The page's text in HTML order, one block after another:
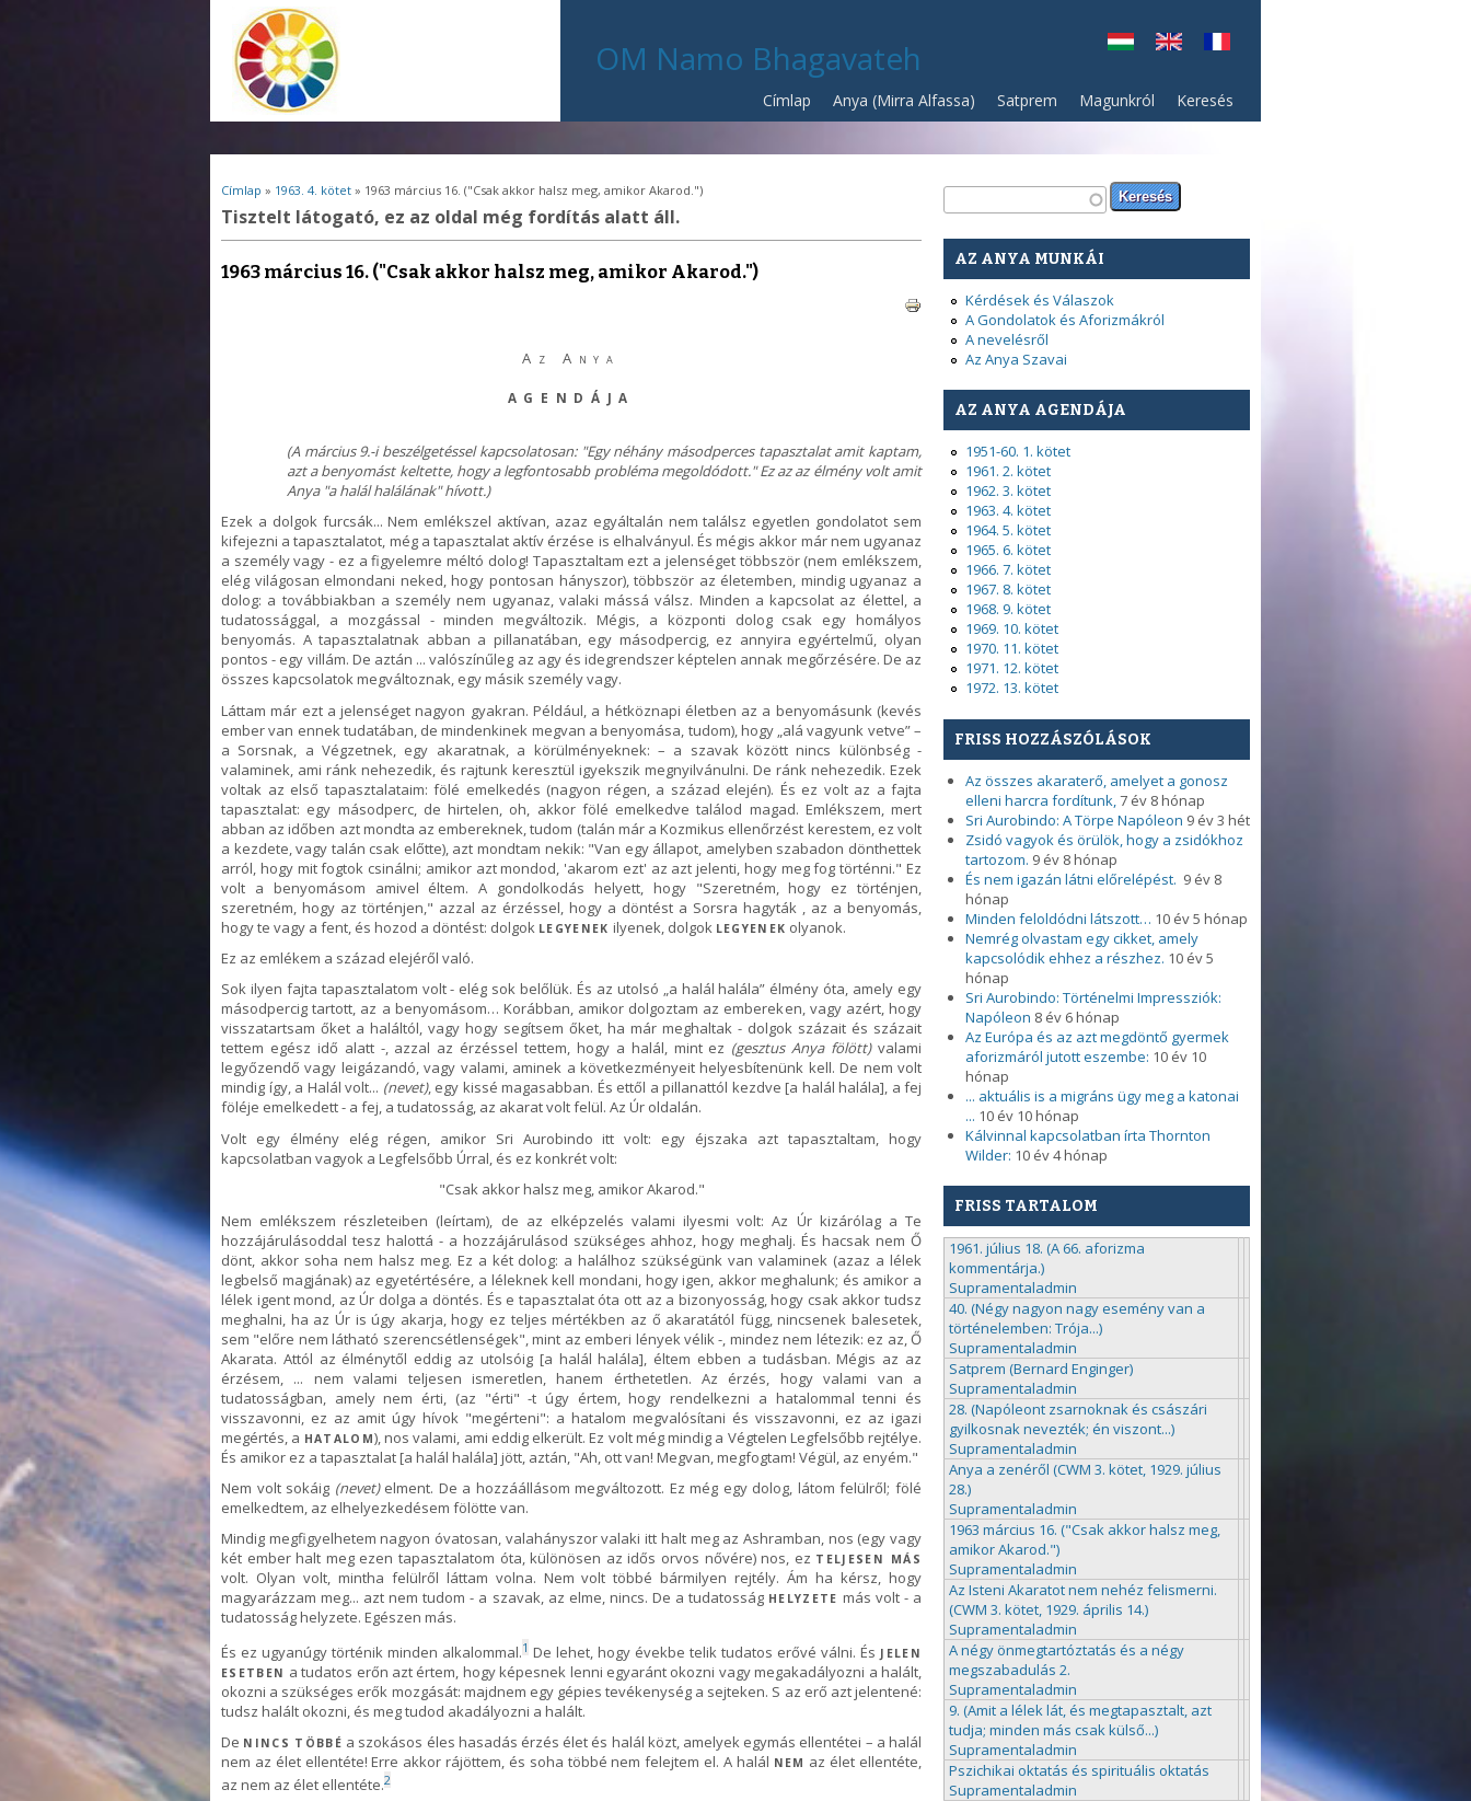
OM Namo Bhagavateh
Címlap Anya (Mirra Alfassa) Satprem Magunkról Keresés
Jelenlegi hely
Címlap » 1963. 4. kötet » 1963 március 16. ("Csak akkor halsz meg, amikor Akarod.")
Tisztelt látogató, ez az oldal még fordítás alatt áll.
1963 március 16. ("Csak akkor halsz meg, amikor Akarod.")
Az Anya
AGENDÁJA
(A március 9.-i beszélgetéssel kapcsolatosan: "Egy néhány másodperces tapasztalat amit kaptam,
azt a benyomást keltette, hogy a legfontosabb probléma megoldódott." Ez az az élmény volt amit
Anya "a halál halálának" hívott.)
Ezek a dolgok furcsák... Nem emlékszel aktívan, azaz egyáltalán nem találsz egyetlen gondolatot sem
kifejezni a tapasztalatot, még a tapasztalat aktív érzése is elhalványul. És mégis akkor már nem ugyanaz
a személy vagy - ez a figyelemre méltó dolog! Tapasztaltam ezt a jelenséget többször (nem emlékszem,
elég világosan elmondani neked, hogy pontosan hányszor), többször az életemben, mindig ugyanaz a
dolog: a továbbiakban a személy nem ugyanaz, valaki mássá válsz. Minden a kapcsolat az élettel, a
tudatossággal, a mozgással - minden megváltozik. Mégis, a központi dolog csak egy homályos
benyomás. A tapasztalatnak abban a pillanatában, egy másodpercig, ez annyira egyértelmű, olyan
pontos - egy villám. De aztán ... valószínűleg az agy és idegrendszer képtelen annak megőrzésére. De az
összes kapcsolatok megváltoznak, egy másik személy vagy.
Láttam már ezt a jelenséget nagyon gyakran. Például, a hétköznapi életben az a benyomásunk (kevés
ember van ennek tudatában, de mindenkinek megvan a benyomása, tudom), hogy „alá vagyunk vetve” –
a Sorsnak, a Végzetnek, egy akaratnak, a körülményeknek: – a szavak között nincs különbség -
valaminek, ami ránk nehezedik, és rajtunk keresztül igyekszik megnyilvánulni. De ránk nehezedik. Ezek
voltak az első tapasztalataim: fölé emelkedés (nagyon régen, a század elején). És ez volt az a fajta
tapasztalat: egy másodperc, de hirtelen, oh, akkor fölé emelkedve találod magad. Emlékszem, mert
abban az időben azt mondta az embereknek, tudom (talán már a Kozmikus ellenőrzést kerestem, ez volt
a kezdete, vagy talán csak előtte), azt mondtam nekik: "Van egy állapot, amelyben szabadon dönthettek
arról, hogy mit fogtok csinálni; amikor azt mondod, 'akarom ezt' az azt jelenti, hogy meg fog történni." Ez
volt a benyomásom amivel éltem. A gondolkodás helyett, hogy "Szeretném, hogy ez történjen,
szeretném, hogy az történjen," azzal az érzéssel, hogy a döntést a Sorsra hagyták , az a benyomás,
hogy te vagy a fent, és hozod a döntést: dolgok LEGYENEK ilyenek, dolgok LEGYENEK olyanok.
Ez az emlékem a század elejéről való.
Sok ilyen fajta tapasztalatom volt - elég sok belőlük. És az utolsó „a halál halála” élmény óta, amely egy
másodpercig tartott, az a benyomásom… Korábban, amikor dolgoztam az embereken, vagy azért, hogy
visszatartsam őket a haláltól, vagy hogy segítsem őket, ha már meghaltak - dolgok százait és százait
tettem egész idő alatt -, azzal az érzéssel tettem, hogy a halál, mint ez (gesztus Anya fölött)valami
legyőzendő vagy leigázandó, vagy valami, aminek a következményeit helyesbítenünk kell. De nem volt
mindig így, a Halál volt... (nevet), egy kissé magasabban. És ettől a pillanattól kezdve [a halál halála], a fej
föléje emelkedett - a fej, a tudatosság, az akarat volt felül. Az Úr oldalán.
Volt egy élmény elég régen, amikor Sri Aurobindo itt volt: egy éjszaka azt tapasztaltam, hogy
kapcsolatban vagyok a Legfelsőbb Úrral, és ez konkrét volt:
"Csak akkor halsz meg, amikor Akarod."
Nem emlékszem részleteiben (leírtam), de az elképzelés valami ilyesmi volt: Az Úr kizárólag a Te
hozzájárulásoddal tesz halottá - a hozzájárulásod szükséges ahhoz, hogy meghalj. És hacsak nem Ő
dönt, akkor soha nem halsz meg. Ez a két dolog: a halálhoz szükségünk van valaminek (azaz a lélek
legbelső magjának) az egyetértésére, a léleknek kell mondani, hogy igen, akkor meghalunk; és amikor a
lélek igent mond, az Úr dolga a döntés. És e tapasztalat óta ott az a bizonyosság, hogy csak akkor tudsz
meghalni, ha az Úr is úgy akarja, hogy ez teljes mértékben az ő akaratától függ, nincsenek balesetek,
sem "előre nem látható szerencsétlenségek", mint az emberi lények vélik -, mindez nem létezik: ez az, Ő
Akarata. Attól az élménytől eddig az utolsóig [a halál halála], éltem ebben a tudásban. Mégis az az
érzésem, ... nem valami teljesen ismeretlen, hanem érthetetlen. Az érzés, hogy valami van a
tudatosságban, amely nem érti, (az "érti" -t úgy értem, hogy rendelkezni a hatalommal tenni és
visszavonni, ez az amit úgy hívok "megérteni": a hatalom megvalósítani és visszavonni, ez az igazi
megértés, a HATALOM), nos valami, ami eddig elkerült. Ez volt még mindig a Végtelen Legfelsőbb rejtélye.
És amikor ez a tapasztalat [a halál halála] jött, aztán, "Ah, ott van! Megvan, megfogtam! Végül, az enyém."
Nem volt sokáig (nevet)elment. De a hozzáállásom megváltozott. Ez még egy dolog, látom felülről; fölé
emelkedtem, az elhelyezkedésem fölötte van.
Mindig megfigyelhetem nagyon óvatosan, valahányszor valaki itt halt meg az Ashramban, nos (egy vagy
két ember halt meg ezen tapasztalatom óta, különösen az idős orvos nővére) nos, ez TELJESEN MÁS
volt. Olyan volt, mintha felülről láttam volna. Nem volt többé bármilyen rejtély. Ám ha kérsz, hogy
magyarázzam meg... azt nem tudom - a szavak, az elme, nincs. De a tudatosság HELYZETE más volt - a
tudatosság helyzete. Egészen más.
És ez ugyanúgy történik minden alkalommal.1 De lehet, hogy évekbe telik tudatos erővé válni. És JELEN
ESETBEN a tudatos erőn azt értem, hogy képesnek lenni egyaránt okozni vagy megakadályozni a halált,
okozni a szükséges erők mozgását: majdnem egy gépies tevékenység a sejteken. S az erő azt jelentené:
tudsz halált okozni, és meg tudod akadályozni a halált.
De NINCS TÖBBÉ a szokásos éles hasadás érzés élet és halál közt, amelyek egymás ellentétei – a halál
nem az élet ellentéte! Erre akkor rájöttem, és soha többé nem felejtem el. A halál NEM az élet ellentéte,
az nem az élet ellentéte.2
Keresés űrlap
Keresés
AZ ANYA MUNKÁI
Kérdések és Válaszok
A Gondolatok és Aforizmákról
A nevelésről
Az Anya Szavai
AZ ANYA AGENDÁJA
1951-60. 1. kötet
1961. 2. kötet
1962. 3. kötet
1963. 4. kötet
1964. 5. kötet
1965. 6. kötet
1966. 7. kötet
1967. 8. kötet
1968. 9. kötet
1969. 10. kötet
1970. 11. kötet
1971. 12. kötet
1972. 13. kötet
FRISS HOZZÁSZÓLÁSOK
Az összes akaraterő, amelyet a gonosz
elleni harcra fordítunk, 7 év 8 hónap
Sri Aurobindo: A Törpe Napóleon 9 év 3 hét
Zsidó vagyok és örülök, hogy a zsidókhoz
tartozom. 9 év 8 hónap
És nem igazán látni előrelépést. 9 év 8
hónap
Minden feloldódni látszott… 10 év 5 hónap
Nemrég olvastam egy cikket, amely
kapcsolódik ehhez a részhez. 10 év 5
hónap
Sri Aurobindo: Történelmi Impressziók:
Napóleon 8 év 6 hónap
Az Európa és az azt megdöntő gyermek
aforizmáról jutott eszembe: 10 év 10
hónap
... aktuális is a migráns ügy meg a katonai
... 10 év 10 hónap
Kálvinnal kapcsolatban írta Thornton
Wilder: 10 év 4 hónap
FRISS TARTALOM
1961. július 18. (A 66. aforizma
kommentárja.)
Supramentaladmin
40. (Négy nagyon nagy esemény van a
történelemben: Trója...)
Supramentaladmin
Satprem (Bernard Enginger)
Supramentaladmin
28. (Napóleont zsarnoknak és császári
gyilkosnak nevezték; én viszont...)
Supramentaladmin
Anya a zenéről (CWM 3. kötet, 1929. július
28.)
Supramentaladmin
1963 március 16. ("Csak akkor halsz meg,
amikor Akarod.")
Supramentaladmin
Az Isteni Akaratot nem nehéz felismerni.
(CWM 3. kötet, 1929. április 14.)
Supramentaladmin
A négy önmegtartóztatás és a négy
megszabadulás 2.
Supramentaladmin
9. (Amit a lélek lát, és megtapasztalt, azt
tudja; minden más csak külső...)
Supramentaladmin
Pszichikai oktatás és spirituális oktatás
Supramentaladmin